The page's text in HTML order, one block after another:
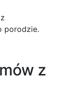
porodzie.
z